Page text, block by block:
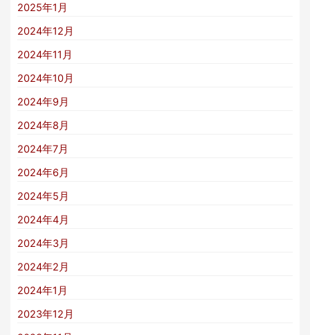
2025年1月
2024年12月
2024年11月
2024年10月
2024年9月
2024年8月
2024年7月
2024年6月
2024年5月
2024年4月
2024年3月
2024年2月
2024年1月
2023年12月